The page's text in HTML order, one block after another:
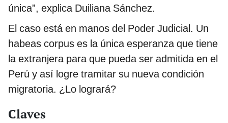
única”, explica Duiliana Sánchez.
El caso está en manos del Poder Judicial. Un
habeas corpus es la única esperanza que tiene
la extranjera para que pueda ser admitida en el
Perú y así logre tramitar su nueva condición
migratoria. ¿Lo logrará?
Claves